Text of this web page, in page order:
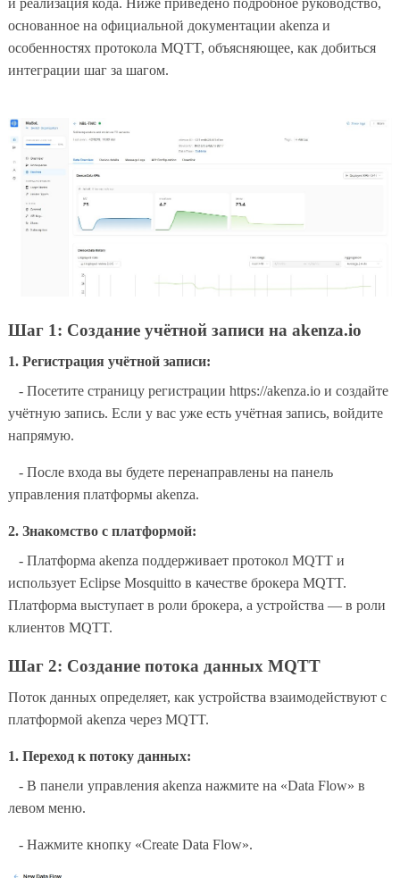
основанное на официальной документации akenza и
особенностях протокола MQTT, объясняющее, как добиться
интеграции шаг за шагом.
Шаг 1: Создание учётной записи на akenza.io
1. Регистрация учётной записи:
- Посетите страницу регистрации https://akenza.io и создайте
учётную запись. Если у вас уже есть учётная запись, войдите
напрямую.
- После входа вы будете перенаправлены на панель
управления платформы akenza.
2. Знакомство с платформой:
- Платформа akenza поддерживает протокол MQTT и
использует Eclipse Mosquitto в качестве брокера MQTT.
Платформа выступает в роли брокера, а устройства — в роли
клиентов MQTT.
Шаг 2: Создание потока данных MQTT
Поток данных определяет, как устройства взаимодействуют с
платформой akenza через MQTT.
1. Переход к потоку данных:
- В панели управления akenza нажмите на «Data Flow» в
левом меню.
- Нажмите кнопку «Create Data Flow».